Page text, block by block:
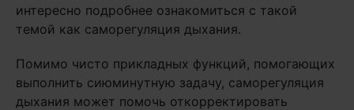
интересно подробнее ознакомиться с такой
темой как саморегуляция дыхания.
Помимо чисто прикладных функций, помогающих
выполнить сиюминутную задачу, саморегуляция
дыхания может помочь откорректировать